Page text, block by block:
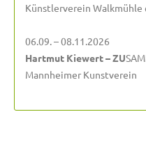
Künstlerverein Walkmühle
06.09. – 08.11.2026
Hartmut Kiewert – ZU
Mannheimer Kunstverein